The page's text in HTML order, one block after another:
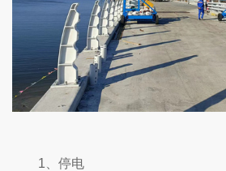
1、停电